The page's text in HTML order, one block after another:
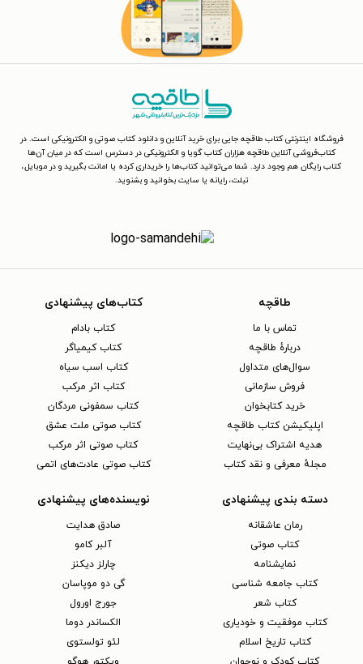
فروشگاه اینترنتی کتاب طاقچه جایی برای خرید آنلاین و دانلود کتاب صوتی و الکترونیکی است. در
کتاب‌فروشی آنلاین طاقچه هزاران کتاب گویا و الکترونیکی در دسترس است که در میان آن‌ها
کتاب رایگان هم وجود دارد. شما می‌توانید کتاب‌ها را خریداری کرده یا امانت بگیرید و در موبایل،
تبلت، رایانه یا سایت بخوانید و بشنوید.
طاقچه
تماس با ما
دربارهٔ طاقچه
سوال‌های متداول
فروش سازمانی
خرید کتابخوان
اپلیکیشن کتاب طاقچه
هدیه اشتراک بی‌نهایت
مجلهٔ معرفی و نقد کتاب
کتاب‌های پیشنهادی
کتاب بادام
کتاب کیمیاگر
کتاب اسب سیاه
کتاب اثر مرکب
کتاب سمفونی مردگان
کتاب صوتی ملت عشق
کتاب صوتی اثر مرکب
کتاب صوتی عادت‌های اتمی
دسته بندی پیشنهادی
رمان عاشقانه
کتاب‌ صوتی
نمایشنامه
کتاب جامعه شناسی
کتاب شعر
کتاب موفقیت و خودیاری
کتاب تاریخ اسلام
نویسنده‌های پیشنهادی
صادق هدایت
آلبر کامو
چارلز دیکنز
گی دو موپاسان
جورج اورول
الکساندر دوما
لئو تولستوی